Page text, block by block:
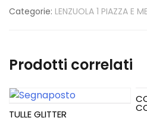
MEZZA
CM180X290
quantità
Categorie: LENZUOLA 1 PIAZZA E
Prodotti correlati
TULLE GLITTER